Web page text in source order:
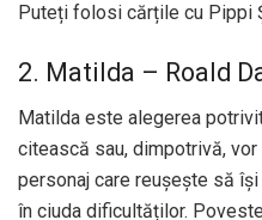
Puteți folosi cărțile cu Pippi
2. Matilda – Roald
Matilda este alegerea
citească sau, dimpotrivă,
personaj care reușește să
în ciuda dificultăților.